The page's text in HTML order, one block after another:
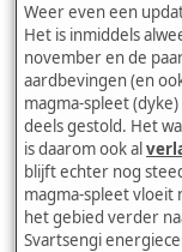
Weer even een
Het is inmiddels
november en de
aardbevingen (en
magma-spleet
deels gestold. Het
is daarom ook al
blijft echter nog
magma-spleet vloeit
het gebied verder
Svartsengi